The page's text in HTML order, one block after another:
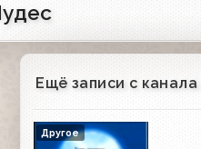
Ещё записи с канала
Другое